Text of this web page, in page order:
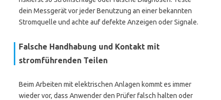
dein Messgerät vor jeder Benutzung an einer bekannten
Stromquelle und achte auf defekte Anzeigen oder Signale.
Falsche Handhabung und Kontakt mit
stromführenden Teilen
Beim Arbeiten mit elektrischen Anlagen kommt es immer
wieder vor, dass Anwender den Prüfer falsch halten oder